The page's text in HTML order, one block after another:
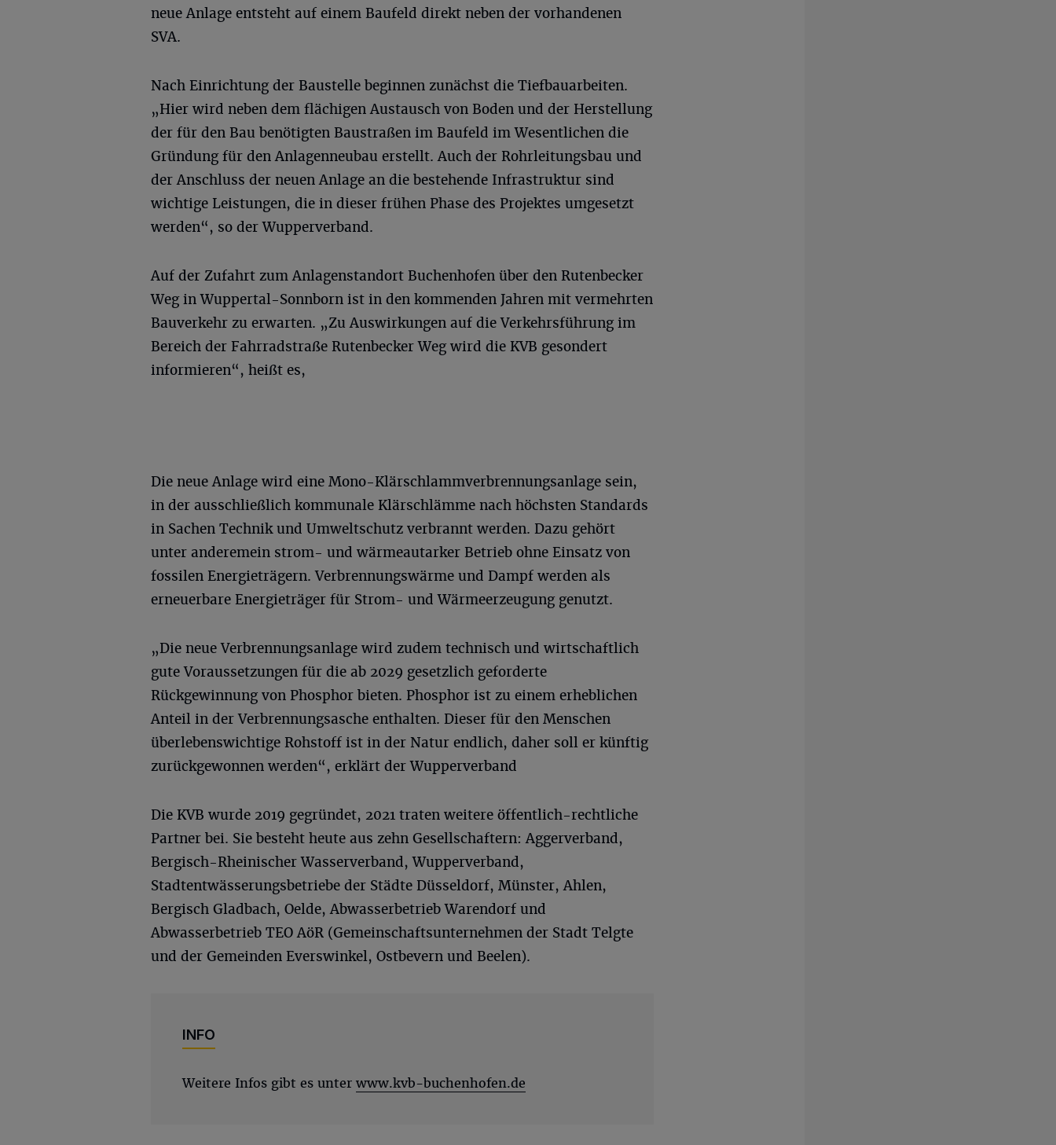
neue Anlage entsteht auf einem Baufeld direkt neben der vorhandenen
SVA.
Nach Einrichtung der Baustelle beginnen zunächst die Tiefbauarbeiten.
„Hier wird neben dem flächigen Austausch von Boden und der Herstellung
der für den Bau benötigten Baustraßen im Baufeld im Wesentlichen die
Gründung für den Anlagenneubau erstellt. Auch der Rohrleitungsbau und
der Anschluss der neuen Anlage an die bestehende Infrastruktur sind
wichtige Leistungen, die in dieser frühen Phase des Projektes umgesetzt
werden“, so der Wupperverband.
Auf der Zufahrt zum Anlagenstandort Buchenhofen über den Rutenbecker
Weg in Wuppertal-Sonnborn ist in den kommenden Jahren mit vermehrten
Bauverkehr zu erwarten. „Zu Auswirkungen auf die Verkehrsführung im
Bereich der Fahrradstraße Rutenbecker Weg wird die KVB gesondert
informieren“, heißt es,
Die neue Anlage wird eine Mono-Klärschlammverbrennungsanlage sein,
in der ausschließlich kommunale Klärschlämme nach höchsten Standards
in Sachen Technik und Umweltschutz verbrannt werden. Dazu gehört
unter anderemein strom- und wärmeautarker Betrieb ohne Einsatz von
fossilen Energieträgern. Verbrennungswärme und Dampf werden als
erneuerbare Energieträger für Strom- und Wärmeerzeugung genutzt.
„Die neue Verbrennungsanlage wird zudem technisch und wirtschaftlich
gute Voraussetzungen für die ab 2029 gesetzlich geforderte
Rückgewinnung von Phosphor bieten. Phosphor ist zu einem erheblichen
Anteil in der Verbrennungsasche enthalten. Dieser für den Menschen
überlebenswichtige Rohstoff ist in der Natur endlich, daher soll er künftig
zurückgewonnen werden“, erklärt der Wupperverband
Die KVB wurde 2019 gegründet, 2021 traten weitere öffentlich-rechtliche
Partner bei. Sie besteht heute aus zehn Gesellschaftern: Aggerverband,
Bergisch-Rheinischer Wasserverband, Wupperverband,
Stadtentwässerungsbetriebe der Städte Düsseldorf, Münster, Ahlen,
Bergisch Gladbach, Oelde, Abwasserbetrieb Warendorf und
Abwasserbetrieb TEO AöR (Gemeinschaftsunternehmen der Stadt Telgte
und der Gemeinden Everswinkel, Ostbevern und Beelen).
INFO
Weitere Infos gibt es unter www.kvb-buchenhofen.de